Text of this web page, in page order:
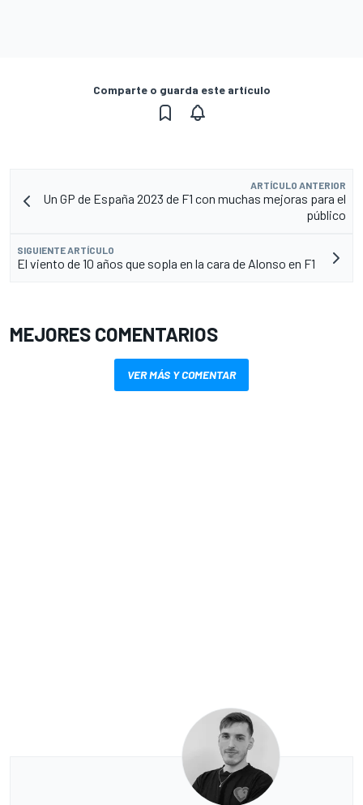
Comparte o guarda este artículo
ARTÍCULO ANTERIOR
Un GP de España 2023 de F1 con muchas mejoras para el
público
SIGUIENTE ARTÍCULO
El viento de 10 años que sopla en la cara de Alonso en F1
MEJORES COMENTARIOS
VER MÁS Y COMENTAR